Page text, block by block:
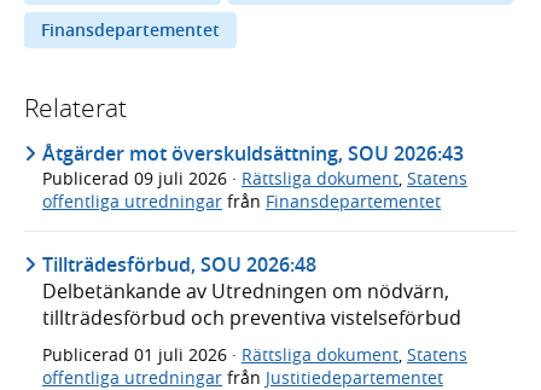
Finansdepartementet
Relaterat
Åtgärder mot överskuldsättning, SOU 2026:43
Publicerad 09 juli 2026 · Rättsliga dokument, Statens
offentliga utredningar från Finansdepartementet
Tillträdesförbud, SOU 2026:48
Delbetänkande av Utredningen om nödvärn,
tillträdesförbud och preventiva vistelseförbud
Publicerad 01 juli 2026 · Rättsliga dokument Statens
offentliga utredningar från Justitiedepartementet